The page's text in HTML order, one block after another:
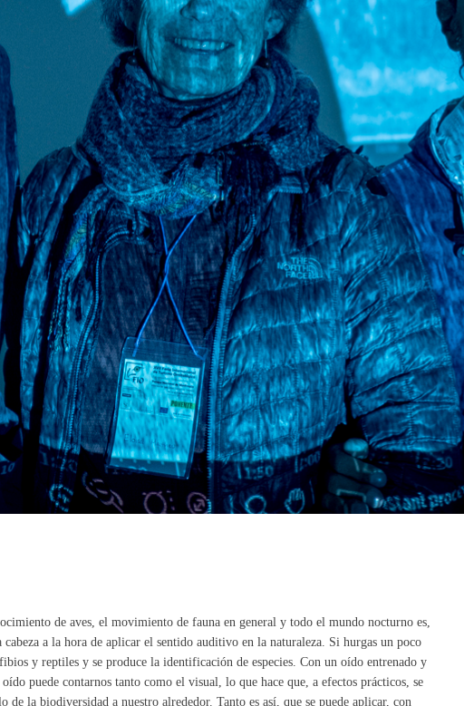
de aves, el movimiento de fauna en general y todo el mundo nocturno es,
a la hora de aplicar el sentido auditivo en la naturaleza. Si hurgas un poco
y reptiles y se produce la identificación de especies. Con un oído entrenado y
puede contarnos tanto como el visual, lo que hace que, a efectos prácticos, se
de la biodiversidad a nuestro alrededor. Tanto es así, que se puede aplicar, con